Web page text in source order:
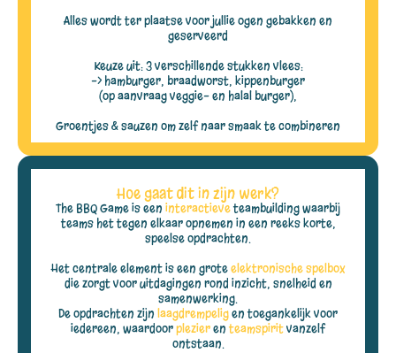
Hoe gaat dit in zijn werk?
The BBQ Game is een interactieveteambuilding waarbij
teams het tegen elkaar opnemen in een reeks korte,
speelse opdrachten.
Het centrale element is een groteelektronische spelbox
die zorgt voor uitdagingen rond inzicht, snelheid en
samenwerking.
De opdrachten zijn laagdrempeligen toegankelijk voor
iedereen, waardoorplezierenteamspiritvanzelf
ontstaan.
Alles wordt ter plaatse voor jullie ogen gebakken en
geserveerd
Keuze uit: 3 verschillende stukken vlees:
-> hamburger, braadworst, kippenburger
(op aanvraag veggie- en halal burger),
Groentjes & sauzen om zelf naar smaak te combineren